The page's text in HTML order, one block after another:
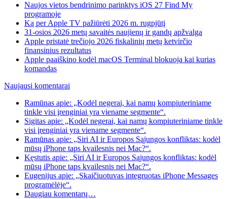
Naujos vietos bendrinimo parinktys iOS 27 Find My
programoje
Ką per Apple TV pažiūrėti 2026 m. rugpjūtį
31-osios 2026 metų savaitės naujienų ir gandų apžvalga
Apple pristatė trečiojo 2026 fiskalinių metų ketvirčio
finansinius rezultatus
Apple paaiškino kodėl macOS Terminal blokuoja kai kurias
komandas
Naujausi komentarai
Ramūnas apie: „Kodėl negerai, kai namų kompiuteriniame
tinkle visi įrenginiai yra viename segmente“.
Sigitas apie: „Kodėl negerai, kai namų kompiuteriniame tinkle
visi įrenginiai yra viename segmente“.
Ramūnas apie: „Siri AI ir Europos Sąjungos konfliktas: kodėl
mūsų iPhone taps kvailesnis nei Mac?“.
Kęstutis apie: „Siri AI ir Europos Sąjungos konfliktas: kodėl
mūsų iPhone taps kvailesnis nei Mac?“.
Eugenijus apie: „Skaičiuotuvas integruotas iPhone Messages
programėlėje“.
Daugiau komentarų…